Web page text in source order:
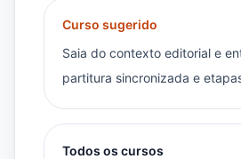
Curso sugerido
Saia do contexto editorial e
partitura sincronizada e
Todos os cursos